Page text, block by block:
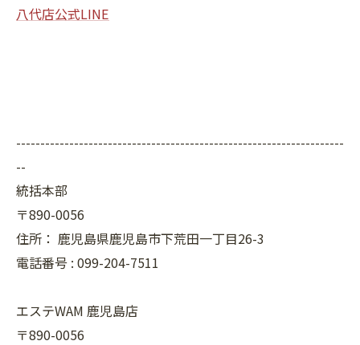
八代店公式LINE
--------------------------------------------------------------------
--
統括本部
〒890-0056
住所： 鹿児島県鹿児島市下荒田一丁目26-3
電話番号 : 099-204-7511
エステWAM 鹿児島店
〒890-0056